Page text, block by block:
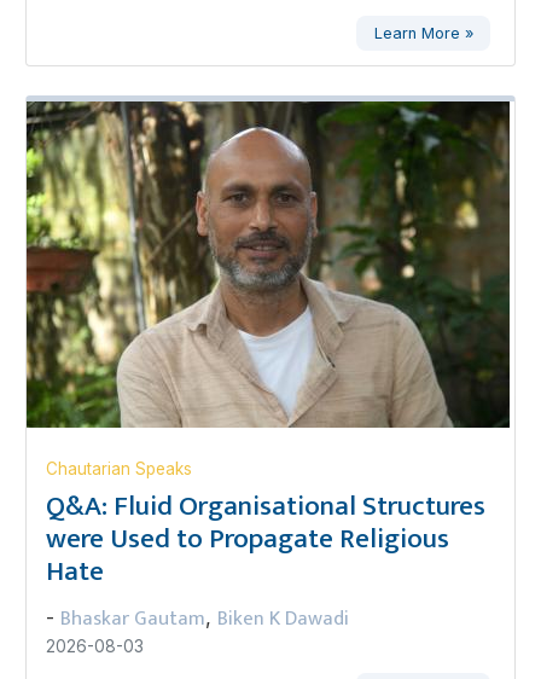
Learn More »
Chautarian Speaks
Q&A: Fluid Organisational Structures
were Used to Propagate Religious
Hate
- Bhaskar Gautam, Biken K Dawadi
2026-08-03